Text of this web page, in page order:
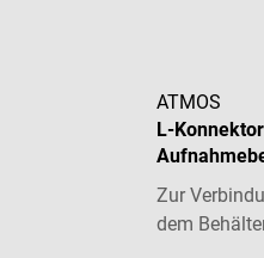
ATMOS
L-
Zur
dem